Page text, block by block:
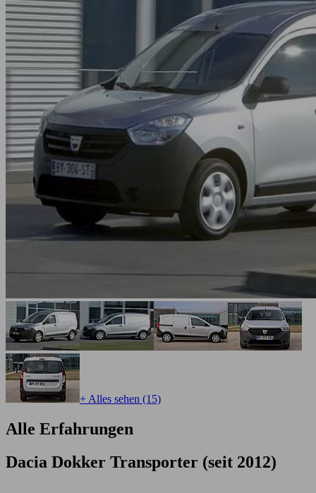
+ Alles sehen (15)
Alle Erfahrungen
Dacia Dokker Transporter (seit 2012)